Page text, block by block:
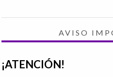
AVISO
¡ATENCIÓN!